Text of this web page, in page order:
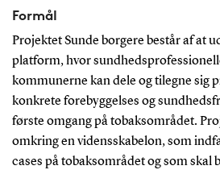
Formål
Projektet Sunde borgere består af at
platform, hvor
kommunerne kan dele og tilegne sig
konkrete forebyggelses og
første omgang på tobaksområdet.
omkring en vidensskabelon, som
cases på tobaksområdet og som skal